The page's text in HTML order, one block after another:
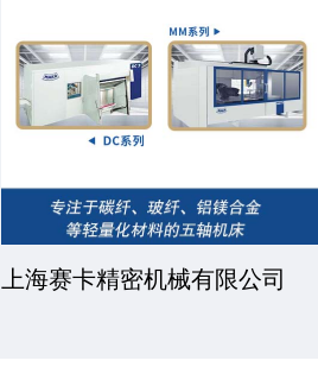
上海赛卡精密机械有限公司